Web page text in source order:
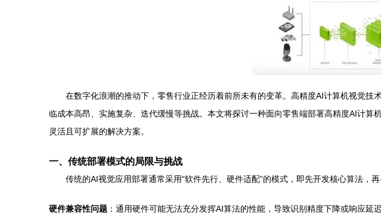
在数字化浪潮的推动下，零售行业正经历着前所未有的变革。高精度AI计算机视觉
临成本高昂、实施复杂、迭代缓慢等挑战。本文将探讨一种面向零售端部署高精度AI计
灵活且可扩展的解决方案。
一、传统部署模式的局限与挑战
传统的AI视觉应用部署通常采用“软件先行、硬件适配”的模式，即先开发核心算法，
硬件兼容性问题 ：通用硬件可能无法充分发挥AI算法的性能，导致识别精度下降或响应延迟